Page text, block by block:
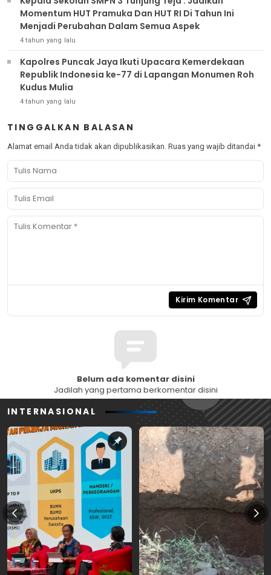
Momentum HUT Pramuka Dan HUT RI Di Tahun Ini
Menjadi Perubahan Dalam Semua Aspek
4 tahun yang lalu
Kapolres Puncak Jaya Ikuti Upacara Kemerdekaan
Republik Indonesia ke-77 di Lapangan Monumen Roh
Kudus Mulia
4 tahun yang lalu
TINGGALKAN BALASAN
Alamat email Anda tidak akan dipublikasikan. Ruas yang wajib ditandai *
Belum ada komentar disini
Jadilah yang pertama berkomentar disini
INTERNASIONAL